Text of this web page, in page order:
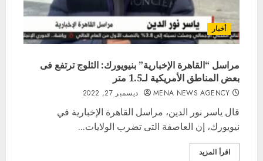
أخبار
مراسل “القاهرة الإخبارية” بنيويورك: الثلوج ترتفع فى
بعض المناطق الأمريكية لـ1.5 متر
MENA NEWS AGENCY ديسمبر 27, 2022
قال ياسر نور الدين، مراسل القاهرة الإخبارية في
نيويورك، إن العاصفة التى تضرب الولايات...
اقرأ المزيد